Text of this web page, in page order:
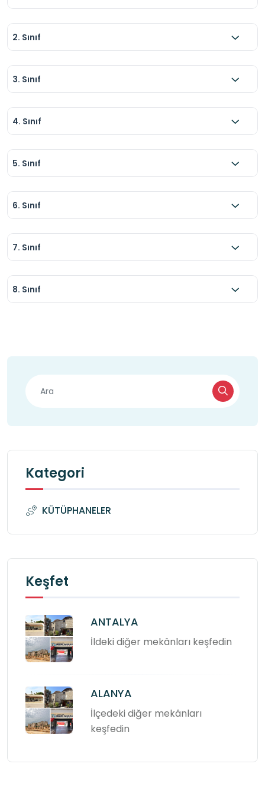
2. Sınıf
3. Sınıf
4. Sınıf
5. Sınıf
6. Sınıf
7. Sınıf
8. Sınıf
Kategori
KÜTÜPHANELER
Keşfet
ANTALYA
İldeki diğer mekânları keşfedin
ALANYA
İlçedeki diğer mekânları
keşfedin